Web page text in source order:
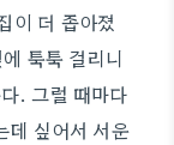
이 더 좁아졌
툭툭 걸리니
. 그럴 때마다
데 싶어서 서운